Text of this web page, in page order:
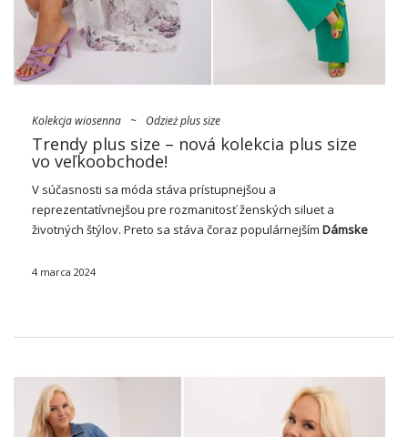
Kolekcja wiosenna ~ Odzież plus size
Trendy plus size – nová kolekcia plus size
vo veľkoobchode!
V súčasnosti sa móda stáva prístupnejšou a
reprezentatívnejšou pre rozmanitosť ženských siluet a
životných štýlov. Preto sa stáva čoraz populárnejším Dámske
individualitu každej ženy. Vzhľadom na potreby zákazníčok
4 marca 2024